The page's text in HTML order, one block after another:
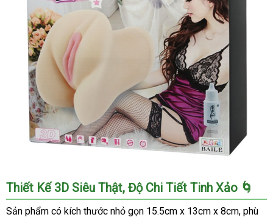
Âm
đạo
giả
Thiết Kế 3D Siêu Thật, Độ Chi Tiết Tinh Xảo 🌀
Sản phẩm có kích thước nhỏ gọn 15.5cm x 13cm x 8cm, phù